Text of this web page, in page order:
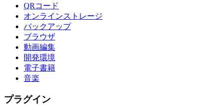
QRコード
オンラインストレージ
バックアップ
ブラウザ
動画編集
開発環境
電子書籍
音楽
プラグイン